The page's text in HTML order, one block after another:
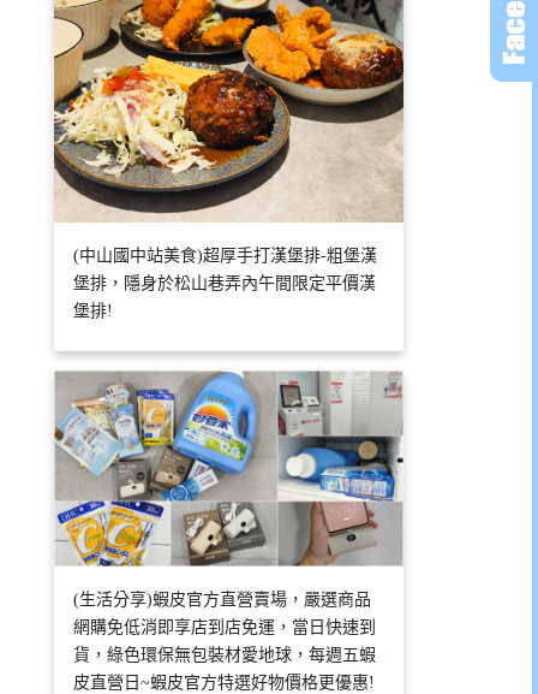
(中山國中站美食)超厚手打漢堡排-粗堡漢
堡排，隱身於松山巷弄內午間限定平價漢
堡排!
(生活分享)蝦皮官方直營賣場，嚴選商品
網購免低消即享店到店免運，當日快速到
貨，綠色環保無包裝材愛地球，每週五蝦
皮直營日~蝦皮官方特選好物價格更優惠!